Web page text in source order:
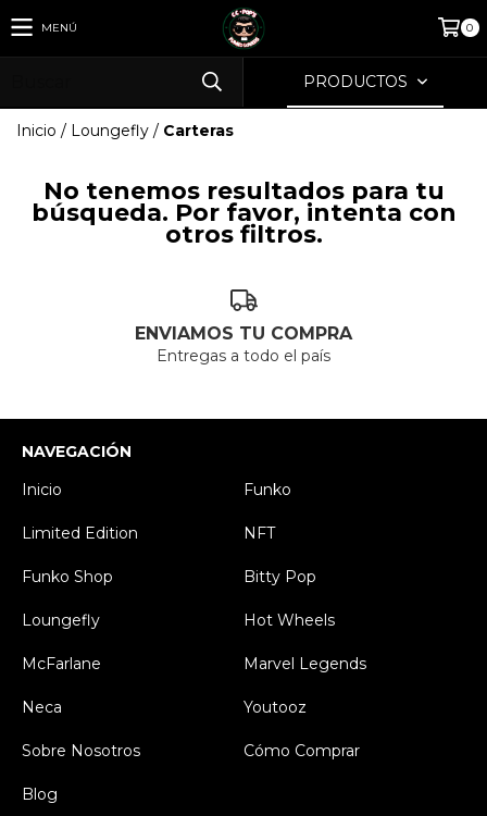
MENÚ 0
PRODUCTOS
Inicio / Loungefly / Carteras
No tenemos resultados para tu
búsqueda. Por favor, intenta con
otros filtros.
ENVIAMOS TU COMPRA
Entregas a todo el país
NAVEGACIÓN
Inicio
Funko
Limited Edition NFT
Funko Shop Bitty Pop
Loungefly Hot Wheels
McFarlane Marvel Legends
Neca Youtooz
Sobre Nosotros Cómo Comprar
Blog